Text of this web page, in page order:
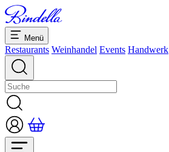
Menü
Restaurants Weinhandel Events Handwerk